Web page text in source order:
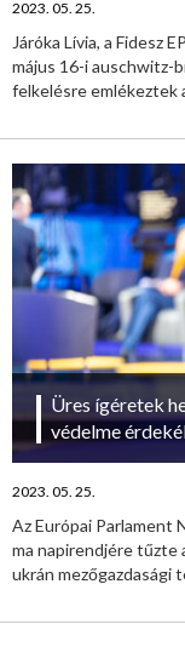
2023. 05. 25.
Járóka Lívia, a Fidesz
május 16-i auschwitz-
felkelésre emlékeztek
Üres ígéretek
védelme
2023. 05. 25.
Az Európai Parlament
ma napirendjére tűzte
ukrán mezőgazdasági